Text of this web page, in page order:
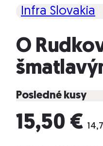
Infra Slovakia
O
Posledné kusy
15,50 €